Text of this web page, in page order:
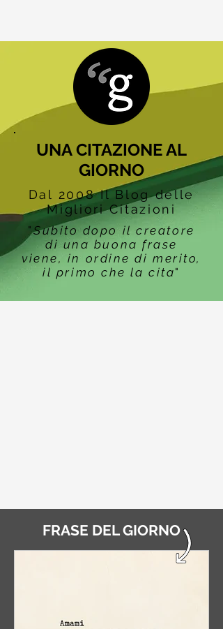
UNA CITAZIONE AL
GIORNO
Dal 2008 Il Blog delle
Migliori Citazioni
"Subito dopo il creatore
di una buona frase
viene, in ordine di merito,
il primo che la cita"
FRASE DEL GIORNO